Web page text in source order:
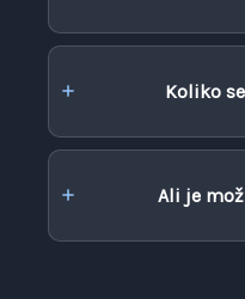
Koliko
Ali je